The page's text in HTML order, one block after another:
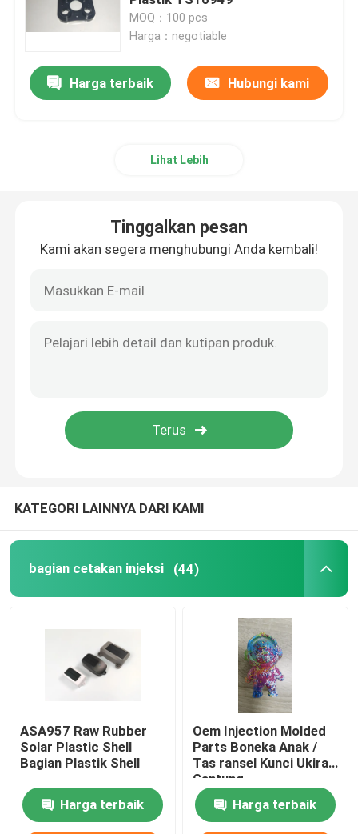
Bagian Perangkat Keras Presisi
Bagian Pengecoran Mati
Cetakan Injeksi Silikon
Bagian Telekomunikasi
Bagian Medis Cetakan Injeksi Plastik
Suku Cadang Elektronik
MOQ：100 pcs
Harga：negotiable
Harga terbaik Hubungi kami
Lihat Lebih
Tinggalkan pesan
Kami akan segera menghubungi Anda kembali!
KATEGORI LAINNYA DARI KAMI
bagian cetakan injeksi (44)
ASA957 Raw Rubber
Solar Plastic Shell
Bagian Plastik Shell
Harga terbaik
Oem Injection Molded
Parts Boneka Anak /
Tas ransel Kunci Ukiran
Gantung
Harga terbaik